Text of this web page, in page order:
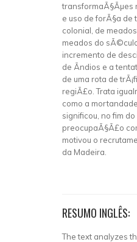
transformaÃ§Ãµes
e uso de forÃ§a de
colonial, de
meados do
incremento de
de Ã­ndios e a
de uma rota de
regiÃ£o. Trata
como a
significou, no fim
preocupaÃ§Ã£o
motivou o
da Madeira.
RESUMO INGLÊS:
The text analyzes